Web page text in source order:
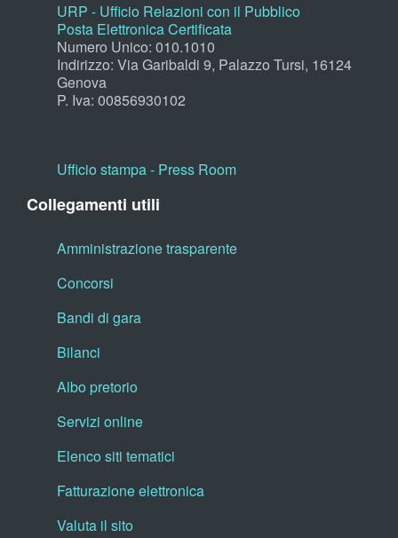
URP - Ufficio Relazioni con il Pubblico
Posta Elettronica Certificata
Numero Unico: 010.1010
Indirizzo: Via Garibaldi 9, Palazzo Tursi, 16124
Genova
P. Iva: 00856930102
Ufficio stampa - Press Room
Collegamenti utili
Amministrazione trasparente
Concorsi
Bandi di gara
Bilanci
Albo pretorio
Servizi online
Elenco siti tematici
Fatturazione elettronica
Valuta il sito